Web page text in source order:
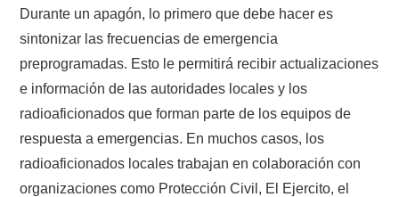
Durante un apagón, lo primero que debe hacer es
sintonizar las frecuencias de emergencia
preprogramadas. Esto le permitirá recibir actualizaciones
e información de las autoridades locales y los
radioaficionados que forman parte de los equipos de
respuesta a emergencias. En muchos casos, los
radioaficionados locales trabajan en colaboración con
organizaciones como Protección Civil, El Ejercito, el